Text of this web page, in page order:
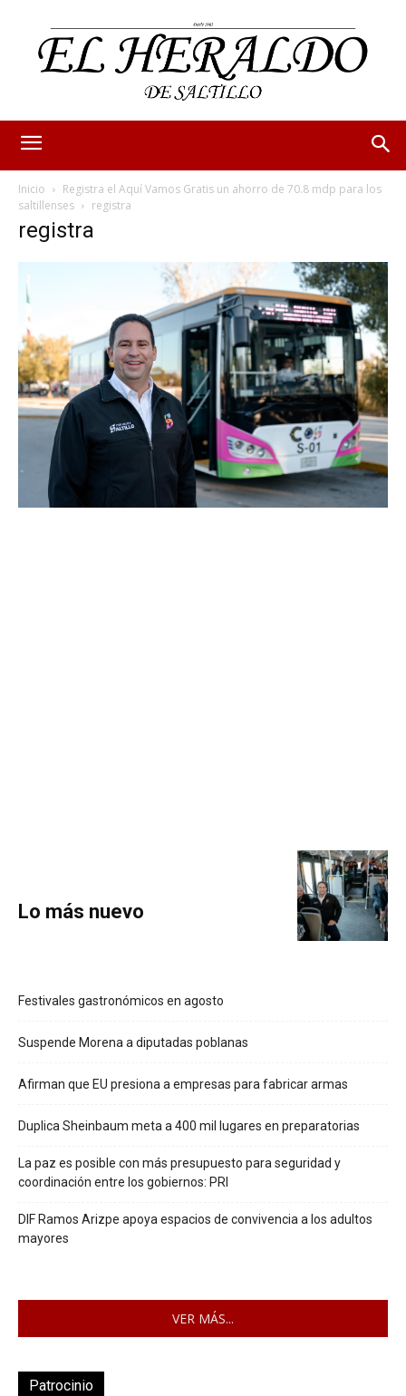
Inicio
Registra el Aquí Vamos Gratis un ahorro de 70.8 mdp para los
saltillenses
registra
registra
Lo más nuevo
Festivales gastronómicos en agosto
Suspende Morena a diputadas poblanas
Afirman que EU presiona a empresas para fabricar armas
Duplica Sheinbaum meta a 400 mil lugares en preparatorias
La paz es posible con más presupuesto para seguridad y
coordinación entre los gobiernos: PRI
DIF Ramos Arizpe apoya espacios de convivencia a los adultos
mayores
VER MÁS...
Patrocinio